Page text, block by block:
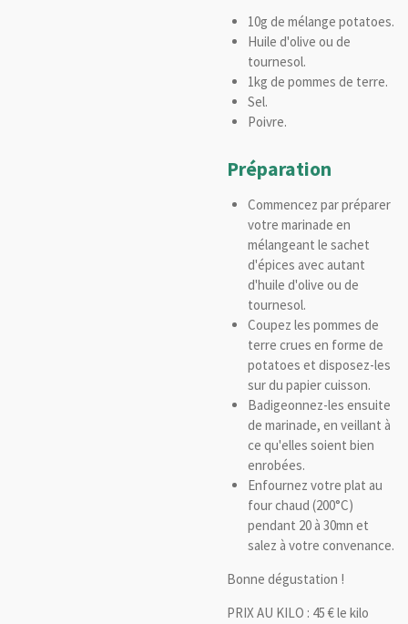
10g de mélange potatoes.
Huile d'olive ou de
tournesol.
1kg de pommes de terre.
Sel.
Poivre.
Préparation
Commencez par préparer
votre marinade en
mélangeant le sachet
d'épices avec autant
d'huile d'olive ou de
tournesol.
Coupez les pommes de
terre crues en forme de
potatoes et disposez-les
sur du papier cuisson.
Badigeonnez-les ensuite
de marinade, en veillant à
ce qu'elles soient bien
enrobées.
Enfournez votre plat au
four chaud (200°C)
pendant 20 à 30mn et
salez à votre convenance.
Bonne dégustation !
PRIX AU KILO : 45 € le kilo